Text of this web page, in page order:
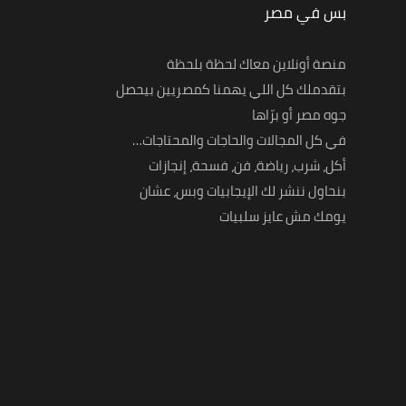
بس في مصر
منصة أونلاين معاك لحظة بلحظة
بتقدملك كل اللي يهمنا كمصريين بيحصل
جوه مصر أو برّاها
في كل المجالات والحاجات والمحتاجات…
أكل، شرب، رياضة، فن، فسحة، إنجازات
بنحاول ننشر لك الإيجابيات وبس، عشان
يومك مش عايز سلبيات